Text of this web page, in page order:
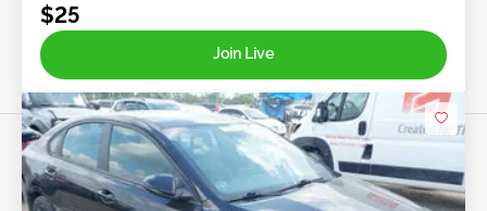
$25
Join Live